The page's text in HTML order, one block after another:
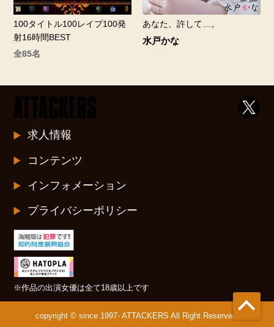
100タイトル100レイプ100発
射16時間BEST
全85名
あなた、許して…。
水戸かな
求人情報
コンテンツ
インフォメーション
プライバシーポリシー
※作品の出演女優は全て18歳以上です
copyright © since 1997- ATTACKERS All Right Reserved.